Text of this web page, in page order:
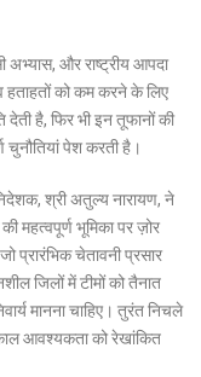
अभ्यास, और राष्ट्रीय आपदा
हताहतों को कम करने के लिए
है, फिर भी इन तूफानों की
चुनौतियां पेश करती है।
श्री अतुल्य नारायण, ने
महत्वपूर्ण भूमिका पर ज़ोर
प्रारंभिक चेतावनी प्रसार
जिलों में टीमों को तैनात
मानना चाहिए। तुरंत निचले
आवश्यकता को रेखांकित